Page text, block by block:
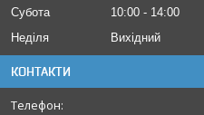
Субота
10:00
14:00
Неділя
Вихідний
КОНТАКТИ